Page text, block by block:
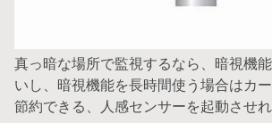
真っ暗な場所で監視するなら、暗視機
いし、暗視機能を長時間使う場合はカ
節約できる、人感センサーを起動させれ